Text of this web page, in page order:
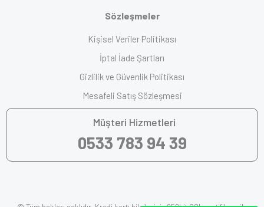
Sözleşmeler
Kişisel Veriler Politikası
İptal İade Şartları
Gizlilik ve Güvenlik Politikası
Mesafeli Satış Sözleşmesi
Müşteri Hizmetleri
0533 783 94 39